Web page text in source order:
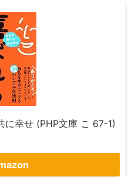
に幸せ (PHP文庫 こ 67-1)